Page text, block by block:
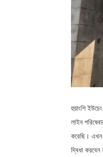
হুয়াংশি
লাইন
করেছি। এখন
দ্বিধা করবেন